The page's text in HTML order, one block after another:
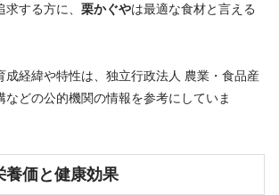
する方に、 栗かぐやは最適な食材と言える
成経緯や特性は、独立行政法人 農業・食品産
などの公的機関の情報を参考にしていま
養価と健康効果